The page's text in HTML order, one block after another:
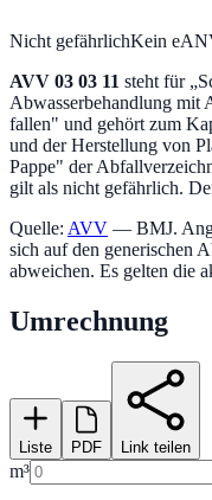
Nicht gefährlichKein
AVV 03 03 11 steht für „
Abwasserbehandlung mit
fallen" und gehört zum
und der Herstellung von
Pappe" der
gilt als nicht gefährlich.
Quelle: AVV — BMJ.
sich auf den generischen
abweichen. Es gelten die
Umrechnung
Liste PDF Link teilen
m³